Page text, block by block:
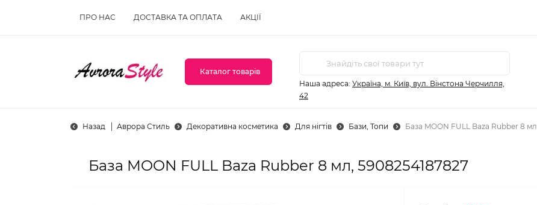
ПРО НАС ДОСТАВКА ТА ОПЛАТА АКЦІЇ
Каталог товарів
Наша адреса: Україна, м. Київ, вул. Вінстона Черчилля,
42
Назад Аврора Стиль Декоративна косметика Для нігтів Бази, Топи База MOON FULL Baza Rubber 8 мл
База MOON FULL Baza Rubber 8 мл, 5908254187827